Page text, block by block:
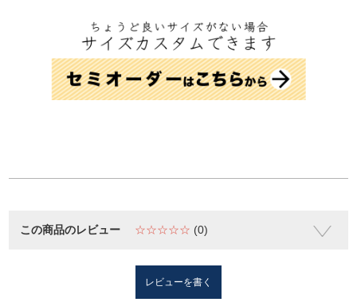
この商品のレビュー ☆☆☆☆☆ (0)
レビューを書く